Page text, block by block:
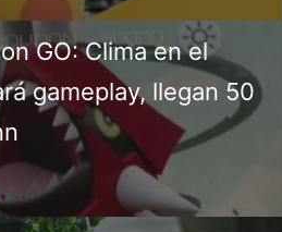
GO: Clima en el
gameplay, llegan 50